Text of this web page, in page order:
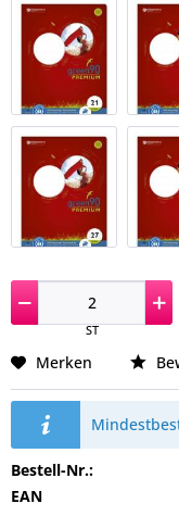
ST
Merken
Bestell-Nr.:
EAN